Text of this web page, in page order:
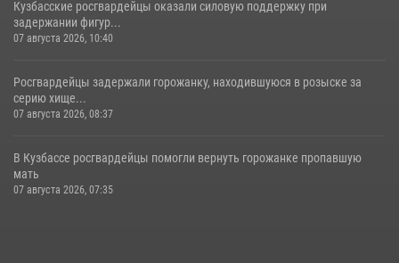
Кузбасские росгвардейцы оказали силовую поддержку при
задержании фигур...
07 августа 2026, 10:40
Росгвардейцы задержали горожанку, находившуюся в розыске за
серию хище...
07 августа 2026, 08:37
В Кузбассе росгвардейцы помогли вернуть горожанке пропавшую
мать
07 августа 2026, 07:35